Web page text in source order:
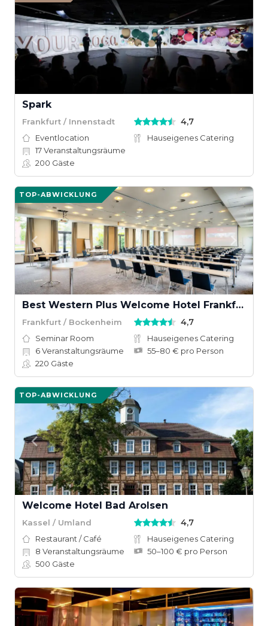
Spark
Frankfurt / Innenstadt 4,7
Eventlocation
Hauseigenes Catering
17Veranstaltungsräume
200 Gäste
TOP-ABWICKLUNG
Best Western Plus Welcome Hotel Frankfurt
Frankfurt / Bockenheim 4,7
Seminar Room
Hauseigenes Catering
6Veranstaltungsräume
55–80 € pro Person
220 Gäste
TOP-ABWICKLUNG
Welcome Hotel Bad Arolsen
Kassel / Umland 4,7
Restaurant / Café
Hauseigenes Catering
8 Veranstaltungsräume
50–100 € pro Person
500 Gäste